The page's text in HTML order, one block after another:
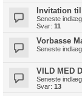
Invitation
Seneste
Svar: 11
Vorbasse
Seneste
VILD MED
Seneste
Svar: 13